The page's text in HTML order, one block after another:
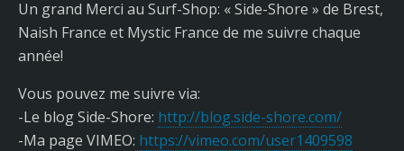
Un grand Merci au Surf-Shop: « Side-Shore » de Brest,
Naish France et Mystic France de me suivre chaque
année!
Vous pouvez me suivre via:
-Le blog Side-Shore: http://blog.side-shore.com/
-Ma page VIMEO: https://vimeo.com/user1409598